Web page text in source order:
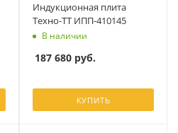
Индукционная плита
Техно-ТТ ИПП-410145
В наличии
187 680 руб.
КУПИТЬ